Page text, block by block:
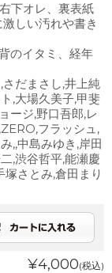
下オレ、裏表紙
しい汚れや書き
のイタミ、経年
だまさし,井上純
,大場久美子,甲斐
ージ,野口吾郎,レ
フラッシュ,
,,中島みゆき,岸田
,渋谷哲平,能瀬慶
塚さとみ,倉田まり
¥4,000(税込)